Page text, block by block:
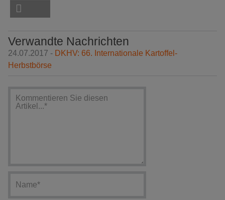
Verwandte Nachrichten
24.07.2017 - DKHV: 66. Internationale Kartoffel-
Herbstbörse